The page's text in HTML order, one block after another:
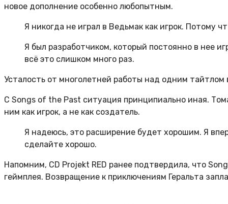
новое дополнение особенно любопытным.
Я никогда не играл в Ведьмак как игрок. Потому
Я был разработчиком, который постоянно в нее
всё это слишком много раз.
Усталость от многолетней работы над одним тайтлом
С Songs of the Past ситуация принципиально иная.
ним как игрок, а не как создатель.
Я надеюсь, это расширение будет хорошим. Я
сделайте хорошо.
Напомним, CD Projekt RED ранее подтвердила, что
геймплея. Возвращение к приключениям Геральта